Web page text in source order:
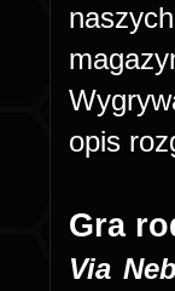
opis
Gra
Via